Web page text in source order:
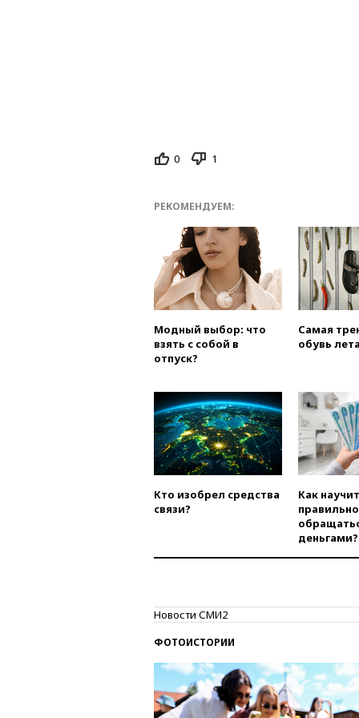
0 1
РЕКОМЕНДУЕМ:
Модный выбор: что
взять с собой в
отпуск?
Самая
обувь
Кто изобрел средства
связи?
Как
правильно
деньгами?
Новости СМИ2
ФОТОИСТОРИИ